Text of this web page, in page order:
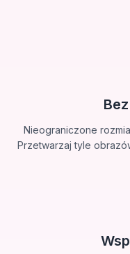
Nieograniczone
Przetwarzaj tyle